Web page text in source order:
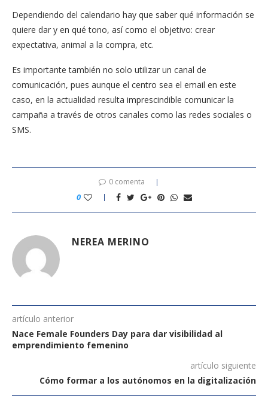
Dependiendo del calendario hay que saber qué información se
quiere dar y en qué tono, así como el objetivo: crear
expectativa, animal a la compra, etc.
Es importante también no solo utilizar un canal de
comunicación, pues aunque el centro sea el email en este
caso, en la actualidad resulta imprescindible comunicar la
campaña a través de otros canales como las redes sociales o
SMS.
0 comenta
0
NEREA MERINO
artículo anterior
Nace Female Founders Day para dar visibilidad al
emprendimiento femenino
artículo siguiente
Cómo formar a los autónomos en la digitalización